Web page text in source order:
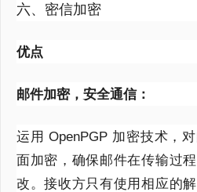
六、密信加密
优点
邮件加密，安全通信：
运用 OpenPGP 加密技术，
面加密，确保邮件在传输过
改。接收方只有使用相应的